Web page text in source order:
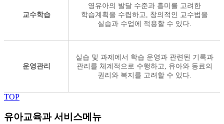
교수학습
영유아의 발달 수준과 흥미를 고려한
학습계획을 수립하고, 창의적인 교수법을
실습과 수업에 적용할 수 있다.
운영관리
실습 및 과제에서 학습 운영과 관련된 기록과
관리를 체계적으로 수행하고, 유아와 동료의
권리와 복지를 고려할 수 있다.
TOP
유아교육과 서비스메뉴